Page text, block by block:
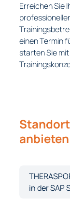
Erreichen Sie
einen Termin
starten Sie
in der SAP